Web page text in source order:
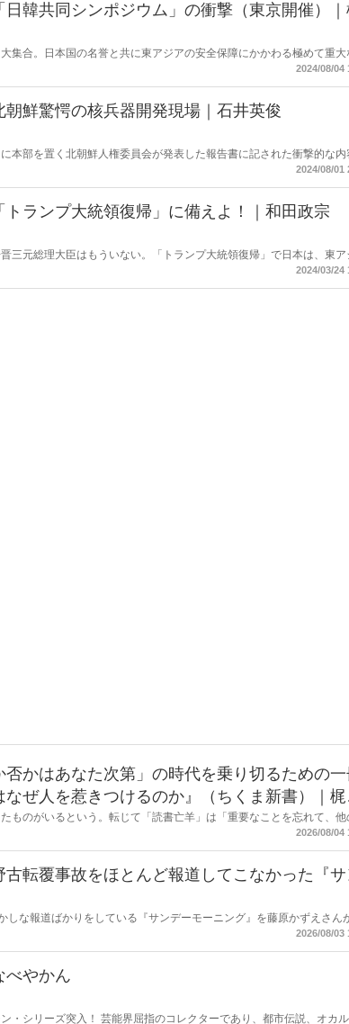
韓共同シンポジウム」の衝撃（東京開催）｜
集合。日本国の名誉と共に東アジアの安全保障にかかわる極めて重大
筋を多角的に明らかにする！シンポジウムの模様を登壇者の一人であ
2024/08/04
朝鮮驚愕の核兵器開発現場｜石井英俊
本部を置く北朝鮮人権委員会が発表した報告書に記された衝撃的な内
が、日本ではなぜか全く知られていない。核開発を進める独裁国家で
2024/08/01
トランプ大統領復帰」に備えよ！｜和田政宗
三元総理大臣はもういない。「トランプ大統領復帰」で日本は、東ア
2024/03/24
否かはあなた次第」の時代を乗り切るための
ぜ人を惹きつけるのか』（ちくま新書）｜梶
ものがいるという。転じて「読書亡羊」は「重要なことを忘れて、他
になった。だが時に仕事を放り出してでも、読むべき本がある。元月
2026/08/04
古転覆事故をほとんど報道してこなかった『サ
しな報道ばかりをしている『サンデーモーニング』を藤原かずえさん
2026/08/03
べやかん
・シリーズ突入！ 芸能界屈指のコレクターであり、都市伝説、オカ